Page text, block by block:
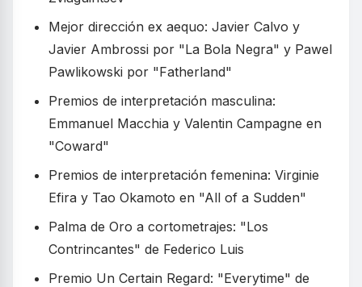
Mejor dirección ex aequo: Javier Calvo y
Javier Ambrossi por "La Bola Negra" y Pawel
Pawlikowski por "Fatherland"
Premios de interpretación masculina:
Emmanuel Macchia y Valentin Campagne en
"Coward"
Premios de interpretación femenina: Virginie
Efira y Tao Okamoto en "All of a Sudden"
Palma de Oro a cortometrajes: "Los
Contrincantes" de Federico Luis
Premio Un Certain Regard: "Everytime" de